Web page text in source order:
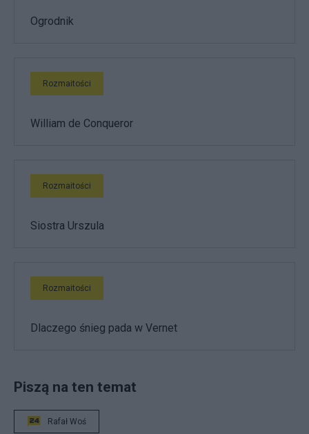
Ogrodnik
Rozmaitości
William de Conqueror
Rozmaitości
Siostra Urszula
Rozmaitości
Dlaczego śnieg pada w Vernet
Piszą na ten temat
Rafał Woś